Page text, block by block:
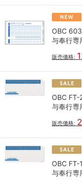
OBC
与奉行専
販売価格:
OBC FT-
与奉行専
販売価格:
OBC FT-
与奉行専